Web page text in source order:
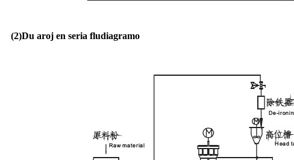
(2)Du aroj en seria fludiagramo